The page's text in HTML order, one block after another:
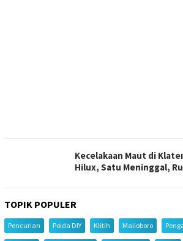
Kecelakaan Maut di
Hilux, Satu Meninggal,
TOPIK POPULER
Pencurian Polda DIY Klitih Malioboro